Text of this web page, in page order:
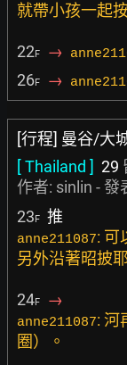
就帶小孩一起
22F →
26F →
[行程] 曼谷/大
[ Thailand ] 29
作者: sinlin - 發
23F 推
anne211087: 可
另外沿著昭披耶
24F →
anne211087: 河
圈）。